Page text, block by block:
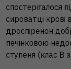
спостерігалося
сироватці
дроспіренон
печінковою
ступеня (клас В